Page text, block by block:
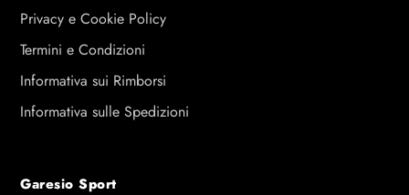
Privacy e Cookie Policy
Termini e Condizioni
Informativa sui Rimborsi
Informativa sulle Spedizioni
Garesio Sport